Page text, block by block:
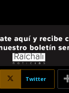
Twitter